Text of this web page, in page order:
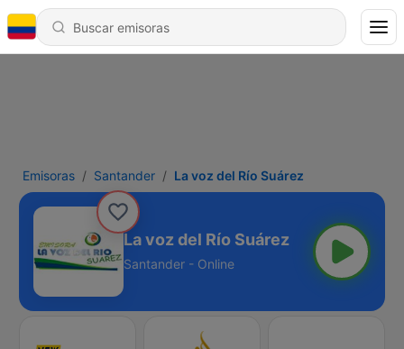
Emisoras Santander La voz del Río Suárez
La voz del Río Suárez
Santander - Online